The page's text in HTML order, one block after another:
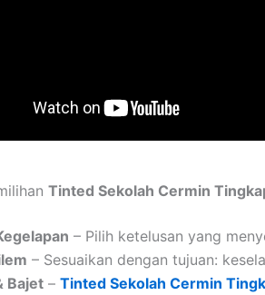
Tinted Sekolah Cermin
– Pilih ketelusan yang
– Sesuaikan dengan tujuan:
Bajet – Tinted Sekolah Cermin